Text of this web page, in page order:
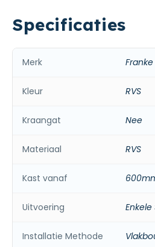
Specificaties
Merk Franke
Kleur RVS
Kraangat Nee
Materiaal RVS
Kast vanaf
Uitvoering
Installatie Methode